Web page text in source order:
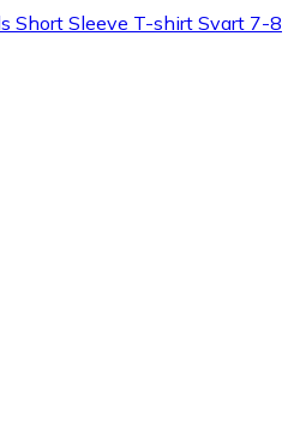
Short Sleeve T-shirt Svart 7-8